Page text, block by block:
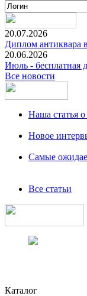
20.07.2026
Диплом антиквара
20.06.2026
Июль - бесплатная
Все новости
Наша статья
Новое
Самые
Все статьи
Каталог